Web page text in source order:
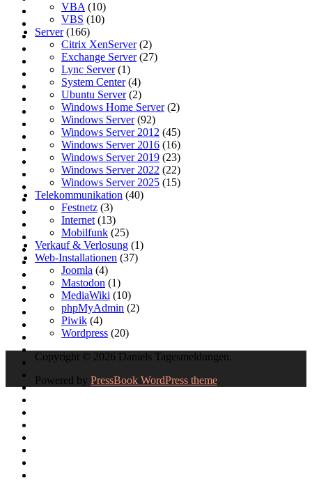
VBA (10)
VBS (10)
Server(166)
Citrix XenServer(2)
Exchange Server(27)
Lync Server(1)
System Center(4)
Ubuntu Server(2)
Windows Home Server(2)
Windows Server(92)
Windows Server 2012 (45)
Windows Server 2016 (16)
Windows Server 2019 (23)
Windows Server 2022 (22)
Windows Server 2025 (15)
Telekommunikation (40)
Festnetz (3)
Internet (13)
Mobilfunk (25)
Verkauf & Verlosung (1)
Web-Installationen (37)
Joomla (4)
Mastodon (1)
MediaWiki (10)
phpMyAdmin (2)
Piwik (4)
Wordpress (20)
Copyright © 2026 Daniels Tagesmeldungen.
Powered by PressBook WordPress theme